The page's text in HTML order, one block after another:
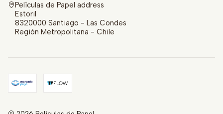
Películas de Papel address
Estoril
8320000 Santiago - Las Condes
Región Metropolitana - Chile